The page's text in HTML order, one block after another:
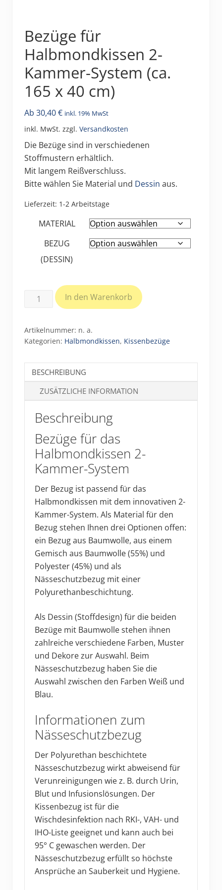
Bezüge für
Halbmondkissen 2-
Kammer-System (ca.
165 x 40 cm)
Ab 30,40€ inkl. 19% MwSt
inkl. MwSt. zzgl. Versandkosten
Die Bezüge sind in verschiedenen
Stoffmustern erhältlich.
Mit langem Reißverschluss.
Bitte wählen Sie Material und Dessin aus.
Lieferzeit: 1-2 Arbeitstage
MATERIAL
BEZUG
(DESSIN)
Bezüge
2-
Kammer-
System
(ca.
x
cm)
Menge
In den Warenkorb
Artikelnummer: n. a.
Kategorien: Halbmondkissen, Kissenbezüge
BESCHREIBUNG
ZUSÄTZLICHE INFORMATION
Beschreibung
Bezüge für das
Halbmondkissen 2-
Kammer-System
Der Bezug ist passend für das
Halbmondkissen mit dem innovativen 2-
Kammer-System. Als Material für den
Bezug stehen Ihnen drei Optionen offen:
ein Bezug aus Baumwolle, aus einem
Gemisch aus Baumwolle (55%) und
Polyester (45%) und als
Nässeschutzbezug mit einer
Polyurethanbeschichtung.
Als Dessin (Stoffdesign) für die beiden
Bezüge mit Baumwolle stehen ihnen
zahlreiche verschiedene Farben, Muster
und Dekore zur Auswahl. Beim
Nässeschutzbezug haben Sie die
Auswahl zwischen den Farben Weiß und
Blau.
Informationen zum
Nässeschutzbezug
Der Polyurethan beschichtete
Nässeschutzbezug wirkt abweisend für
Verunreinigungen wie z. B. durch Urin,
Blut und Infusionslösungen. Der
Kissenbezug ist für die
Wischdesinfektion nach RKI-, VAH- und
IHO-Liste geeignet und kann auch bei
95° C gewaschen werden. Der
Nässeschutzbezug erfüllt so höchste
Ansprüche an Sauberkeit und Hygiene.